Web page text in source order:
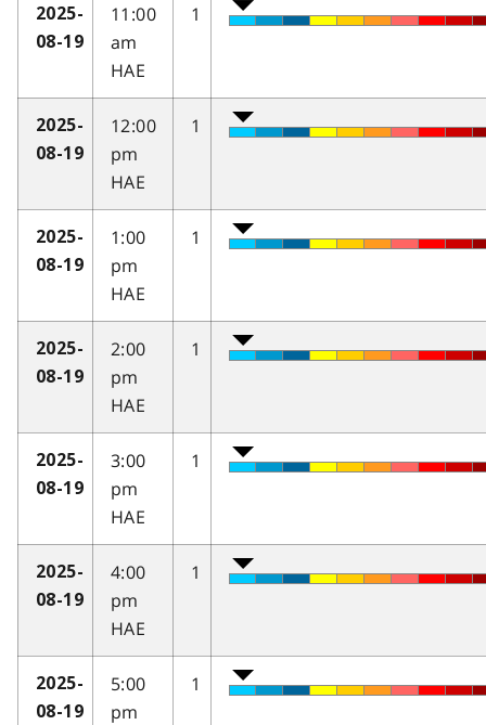
2025-
08-19
11:00
am
HAE
1
2025-
08-19
12:00
pm
HAE
1
2025-
08-19
1:00
pm
HAE
1
2025-
08-19
2:00
pm
HAE
1
2025-
08-19
3:00
pm
HAE
1
2025-
08-19
4:00
pm
HAE
1
2025-
08-19
5:00
pm
1